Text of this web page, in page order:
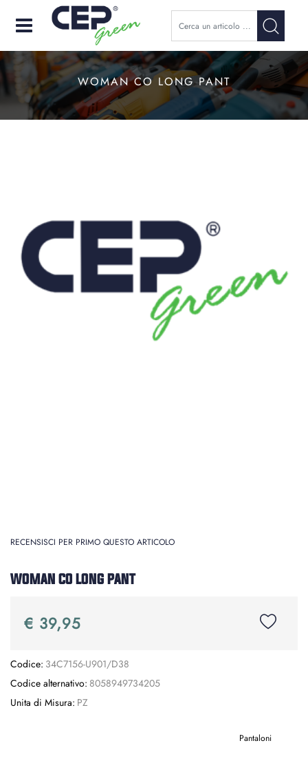
Open
WOMAN CO LONG PANT
RECENSISCI PER PRIMO QUESTO ARTICOLO
WOMAN CO LONG PANT
€ 39,95
Codice: 34C7156-U901/D38
Codice alternativo: 8058949734205
Unita di Misura: PZ
Pantaloni